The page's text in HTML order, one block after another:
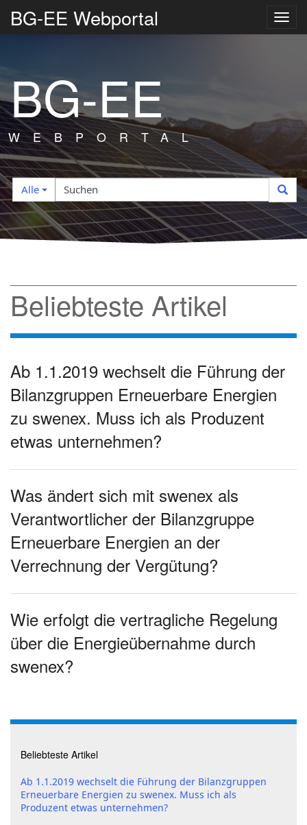
BG-EE Webportal
BG-EE
WEBPORTAL
Alle Suchfilter
Suchen
Beliebteste Artikel
Ab 1.1.2019 wechselt die Führung der
Bilanzgruppen Erneuerbare Energien
zu swenex. Muss ich als Produzent
etwas unternehmen?
Was ändert sich mit swenex als
Verantwortlicher der Bilanzgruppe
Erneuerbare Energien an der
Verrechnung der Vergütung?
Wie erfolgt die vertragliche Regelung
über die Energieübernahme durch
swenex?
Beliebteste Artikel
Ab 1.1.2019 wechselt die Führung der Bilanzgruppen
Erneuerbare Energien zu swenex. Muss ich als
Produzent etwas unternehmen?